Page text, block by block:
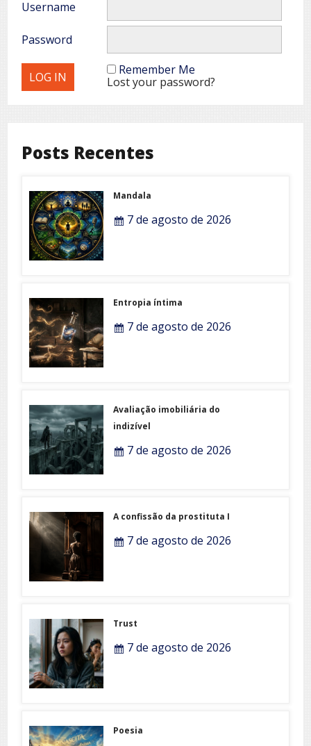
Username
Password
Remember Me
Lost your password?
Posts Recentes
Mandala
7 de agosto de 2026
Entropia íntima
7 de agosto de 2026
Avaliação imobiliária do
indizível
7 de agosto de 2026
A confissão da prostituta I
7 de agosto de 2026
Trust
7 de agosto de 2026
Poesia